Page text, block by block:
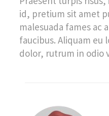
id, pretium sit amet
malesuada fames ac
faucibus. Aliquam eu
dolor, rutrum in odio